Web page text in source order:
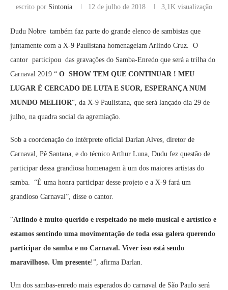
escrito por Sintonia 12 de julho de 2018 3,1K visualização
Dudu Nobre também faz parte do grande elenco de sambistas que
juntamente com a X-9 Paulistana homenageiam Arlindo Cruz. O
cantor participou das gravações do Samba-Enredo que será a trilha do
Carnaval 2019 “ O SHOW TEM QUE CONTINUAR ! MEU
LUGAR É CERCADO DE LUTA E SUOR, ESPERANÇA NUM
MUNDO MELHOR“, da X-9 Paulistana, que será lançado dia 29 de
julho, na quadra social da agremiação.
Sob a coordenação do intérprete oficial Darlan Alves, diretor de
Carnaval, Pê Santana, e do técnico Arthur Luna, Dudu fez questão de
participar dessa grandiosa homenagem à um dos maiores artistas do
samba. “É uma honra participar desse projeto e a X-9 fará um
grandioso Carnaval”, disse o cantor.
“Arlindo é muito querido e respeitado no meio musical e artístico e
estamos sentindo uma movimentação de toda essa galera querendo
participar do samba e no Carnaval. Viver isso está sendo
maravilhoso. Um presente!”, afirma Darlan.
Um dos sambas-enredo mais esperados do carnaval de São Paulo será